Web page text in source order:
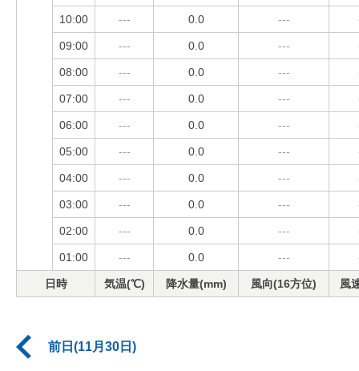
10:00 --- 0.0 ---
09:00 --- 0.0 ---
08:00 --- 0.0 ---
07:00 --- 0.0 ---
06:00 --- 0.0 ---
05:00 --- 0.0 ---
04:00 --- 0.0 ---
03:00 --- 0.0 ---
02:00 --- 0.0 ---
01:00 --- 0.0 ---
日時 気温(℃) 降水量(mm) 風向(16方位) 風
前日(11月30日)